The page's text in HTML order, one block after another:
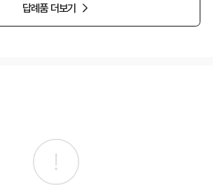
답례품 더보기